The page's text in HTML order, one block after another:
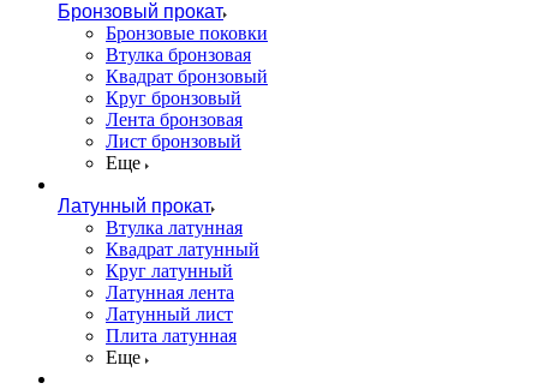
Бронзовый прокат
Бронзовые поковки
Втулка бронзовая
Квадрат бронзовый
Круг бронзовый
Лента бронзовая
Лист бронзовый
Еще
Латунный прокат
Втулка латунная
Квадрат латунный
Круг латунный
Латунная лента
Латунный лист
Плита латунная
Еще